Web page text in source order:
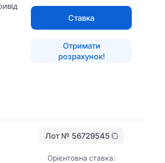
Ставка
Отримати
розрахунок!
Лот № 56729545
Орієнтовна ставка: